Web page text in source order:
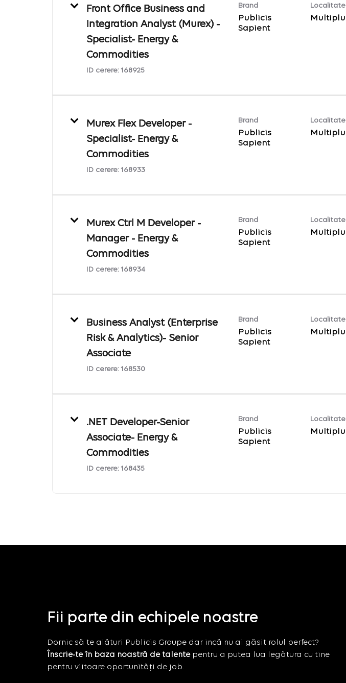
Front Office Business and
Integration Analyst (Murex) -
Specialist- Energy &
Commodities
ID cerere: 168925
Brand
Publicis
Sapient
Localitate
Multiplu
Murex Flex Developer -
Specialist- Energy &
Commodities
ID cerere: 168933
Brand
Publicis
Sapient
Localitate
Multiplu
Murex Ctrl M Developer -
Manager - Energy &
Commodities
ID cerere: 168934
Brand
Publicis
Sapient
Localitate
Multiplu
Business Analyst (Enterprise
Risk & Analytics)- Senior
Associate
ID cerere: 168530
Brand
Publicis
Sapient
Localitate
Multiplu
.NET Developer-Senior
Associate- Energy &
Commodities
ID cerere: 168435
Brand
Publicis
Sapient
Localitate
Multiplu
Fii parte din echipele noastre
Dornic să te alături Publicis Groupe dar incă nu ai găsit rolul perfect?
Înscrie-te în baza noastră de talentepentru a putea lua legătura cu tine
pentru viitoare oportunități de job.